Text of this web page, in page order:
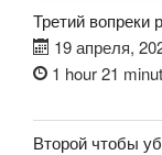
Третий вопреки
19 апреля,
1 hour 21
Второй чтобы